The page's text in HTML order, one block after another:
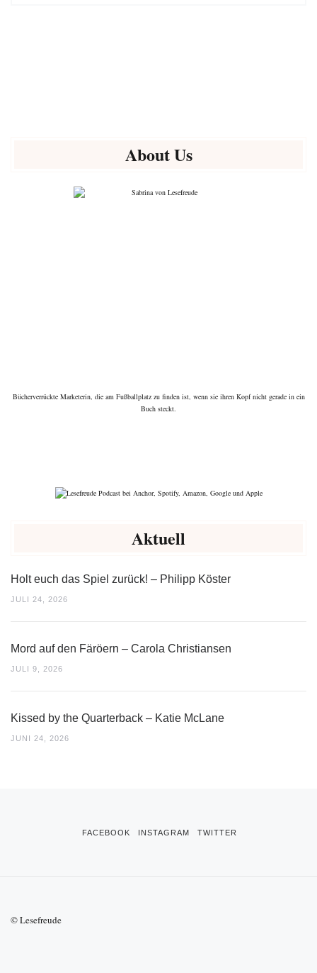
About Us
Bücherverrückte Marketerin, die am Fußballplatz zu finden ist, wenn sie ihren Kopf nicht gerade in ein
Buch steckt.
Aktuell
Holt euch das Spiel zurück! – Philipp Köster
JULI 24, 2026
Mord auf den Färöern – Carola Christiansen
JULI 9, 2026
Kissed by the Quarterback – Katie McLane
JUNI 24, 2026
FACEBOOK INSTAGRAM TWITTER
© Lesefreude